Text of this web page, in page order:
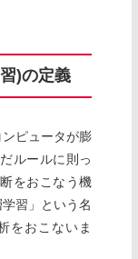
)の定義
ピュータが膨
ルールに則っ
をおこなう機
習」という名
をおこないま